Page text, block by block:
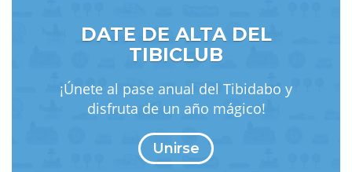
DATE DE ALTA DEL
TIBICLUB
¡Únete al pase anual del Tibidabo y
disfruta de un año mágico!
Unirse